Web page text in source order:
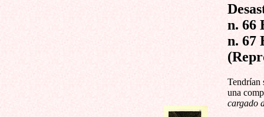
n. 66
n. 67
Tendrían
una
cargado